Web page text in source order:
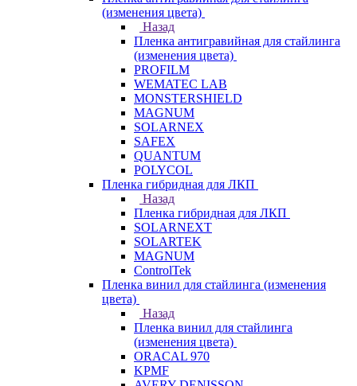
(изменения цвета)
Назад
Пленка антигравийная для стайлинга
(изменения цвета)
PROFILM
WEMATEC LAB
MONSTERSHIELD
MAGNUM
SOLARNEX
SAFEX
QUANTUM
POLYCOL
Пленка гибридная для ЛКП
Назад
Пленка гибридная для ЛКП
SOLARNEXT
SOLARTEK
MAGNUM
ControlTek
Пленка винил для стайлинга (изменения
цвета)
Назад
Пленка винил для стайлинга
(изменения цвета)
ORACAL 970
KPMF